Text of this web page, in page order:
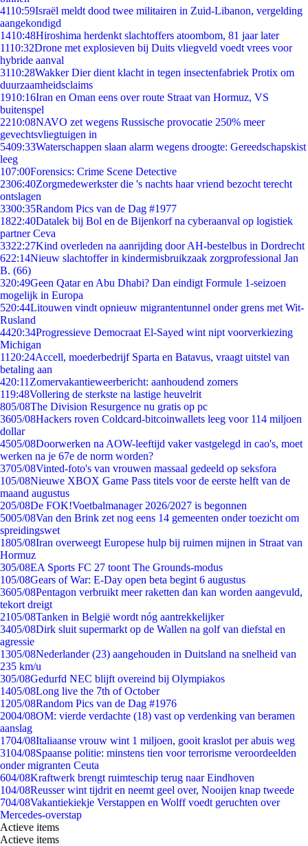
4110:59Israël meldt dood twee militairen in Zuid-Libanon, vergelding
aangekondigd
1410:48Hiroshima herdenkt slachtoffers atoombom, 81 jaar later
1110:32Drone met explosieven bij Duits vliegveld voedt vrees voor
hybride aanval
3110:28Wakker Dier dient klacht in tegen insectenfabriek Protix om
duurzaamheidsclaims
1910:16Iran en Oman eens over route Straat van Hormuz, VS
buitenspel
2210:08NAVO zet wegens Russische provocatie 250% meer
gevechtsvliegtuigen in
5409:33Waterschappen slaan alarm wegens droogte: Gereedschapskist
leeg
107:00Forensics: Crime Scene Detective
2306:40Zorgmedewerkster die 's nachts haar vriend bezocht terecht
ontslagen
3300:35Random Pics van de Dag #1977
1822:40Datalek bij Bol en de Bijenkorf na cyberaanval op logistiek
partner Ceva
3322:27Kind overleden na aanrijding door AH-bestelbus in Dordrecht
622:14Nieuw slachtoffer in kindermisbruikzaak zorgprofessional Jan
B. (66)
320:49Geen Qatar en Abu Dhabi? Dan eindigt Formule 1-seizoen
mogelijk in Europa
520:44Litouwen vindt opnieuw migrantentunnel onder grens met Wit-
Rusland
4420:34Progressieve Democraat El-Sayed wint nipt voorverkiezing
Michigan
11 20:24Accell, moederbedrijf Sparta en Batavus, vraagt uitstel van
betaling aan
420:11 Zomervakantieweerbericht: aanhoudend zomers
119:48Vollering de sterkste na lastige heuvelrit
805/08The Division Resurgence nu gratis op pc
3605/08Hackers roven Coldcard-bitcoinwallets leeg voor 114 miljoen
dollar
4505/08Doorwerken na AOW-leeftijd vaker vastgelegd in cao's, moet
werken na je 67e de norm worden?
3705/08Vinted-foto's van vrouwen massaal gedeeld op seksfora
105/08Nieuwe XBOX Game Pass titels voor de eerste helft van de
maand augustus
205/08De FOK!Voetbalmanager 2026/2027 is begonnen
5005/08Van den Brink zet nog eens 14 gemeenten onder toezicht om
spreidingswet
1805/08Iran overweegt Europese hulp bij ruimen mijnen in Straat van
Hormuz
305/08EA Sports FC 27 toont The Grounds-modus
105/08Gears of War: E-Day open beta begint 6 augustus
3605/08Pentagon verbruikt meer raketten dan kan worden aangevuld,
tekort dreigt
2105/08Tanken in België wordt nóg aantrekkelijker
3405/08Dirk sluit supermarkt op de Wallen na golf van diefstal en
agressie
1305/08Nederlander (23) aangehouden in Duitsland na snelheid van
235 km/u
305/08Gedurfd NEC blijft overeind bij Olympiakos
1405/08Long live the 7th of October
1205/08Random Pics van de Dag #1976
2004/08OM: vierde verdachte (18) vast op verdenking van beramen
aanslag
1704/08Italiaanse vrouw wint 1 miljoen, gooit kraslot per abuis weg
3104/08Spaanse politie: minstens tien voor terrorisme veroordeelden
onder migranten Ceuta
604/08Kraftwerk brengt ruimteschip terug naar Eindhoven
104/08Reusser wint tijdrit en neemt geel over, Nooijen knap tweede
704/08Vakantiekiekje Verstappen en Wolff voedt geruchten over
Mercedes-overstap
Actieve items
Actieve items